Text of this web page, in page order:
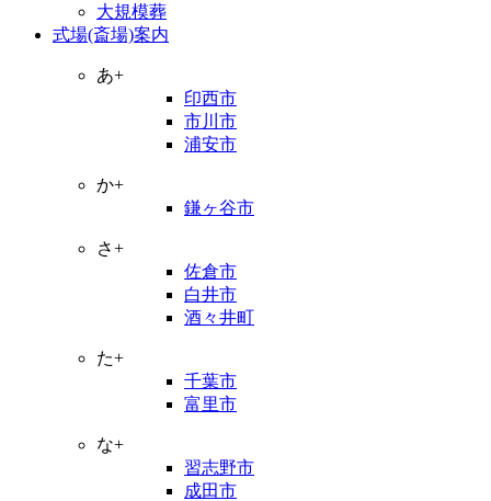
大規模葬
式場(斎場)案内
あ+
印西市
市川市
浦安市
か+
鎌ヶ谷市
さ+
佐倉市
白井市
酒々井町
た+
千葉市
富里市
な+
習志野市
成田市